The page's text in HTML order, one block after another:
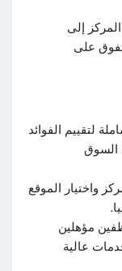
إلى
على
لتقييم الفوائد
السوق
واختيار الموقع
مؤهلين
عالية